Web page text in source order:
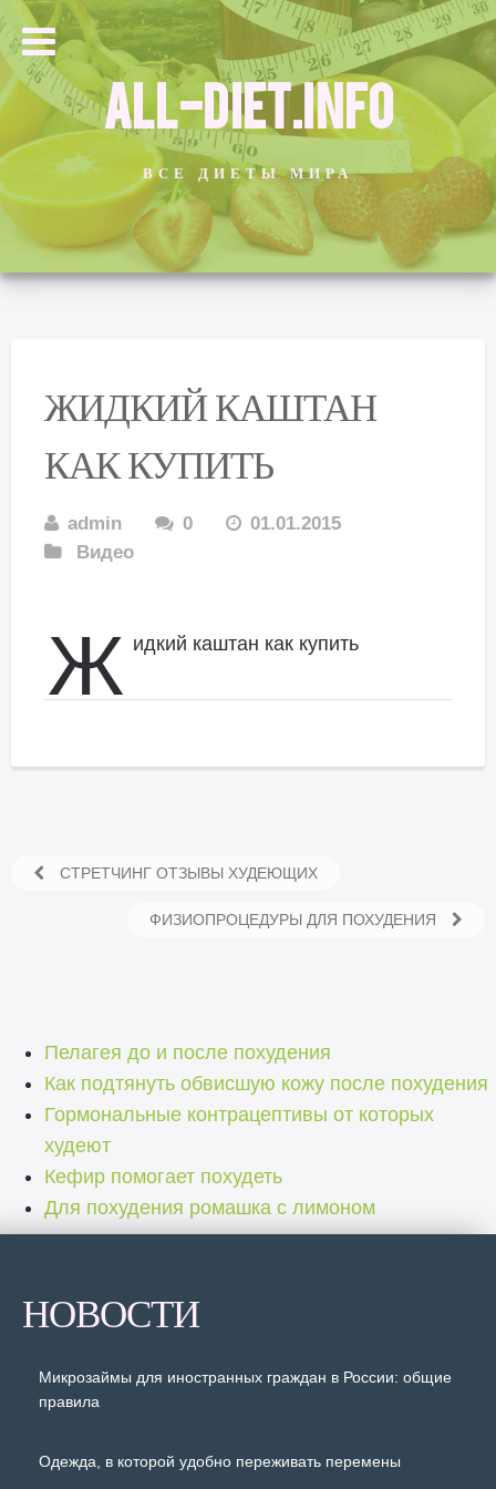
ALL-DIET.INFO
ВСЕ ДИЕТЫ МИРА
ЖИДКИЙ КАШТАН
КАК КУПИТЬ
admin 0
01.01.2015
Видео
Ж идкий каштан как купить
СТРЕТЧИНГ ОТЗЫВЫ ХУДЕЮЩИХ
ФИЗИОПРОЦЕДУРЫ ДЛЯ ПОХУДЕНИЯ
Пелагея до и после похудения
Как подтянуть обвисшую кожу после похудения
Гормональные контрацептивы от которых
худеют
Кефир помогает похудеть
Для похудения ромашка с лимоном
НОВОСТИ
Микрозаймы для иностранных граждан в России: общие
правила
Одежда, в которой удобно переживать перемены